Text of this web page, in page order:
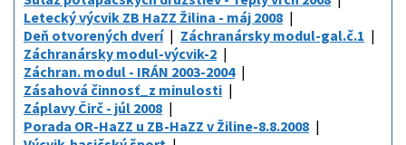
Letecký výcvik ZB HaZZ Žilina - máj 2008
Deň otvorených dverí
Záchranársky modul-gal.č.1
Záchranársky modul-výcvik-2
Záchran. modul - IRÁN 2003-2004
Zásahová činnosť_z minulosti
Záplavy Čirč - júl 2008
Porada OR-HaZZ u ZB-HaZZ v Žiline-8.8.2008